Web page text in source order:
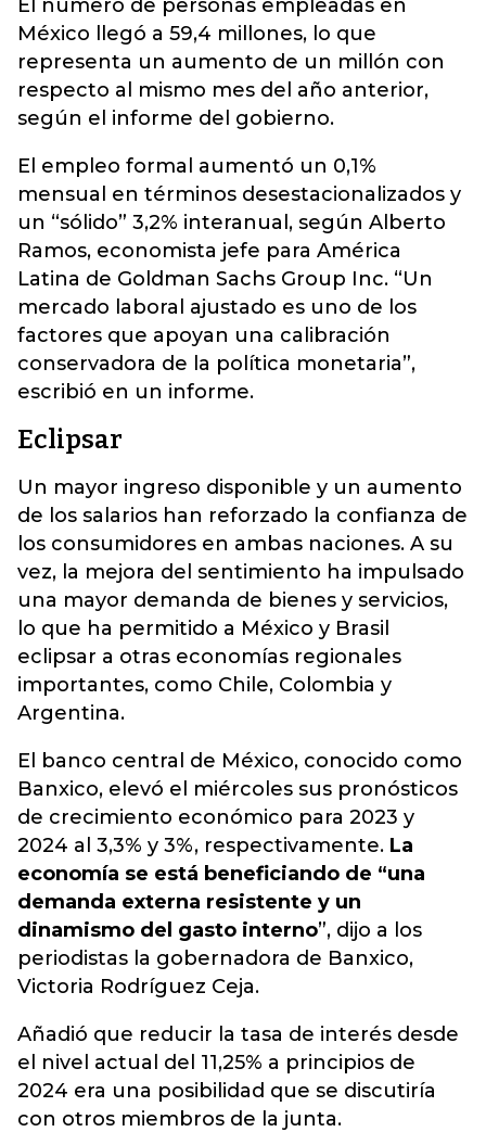
El número de personas empleadas en
México llegó a 59,4 millones, lo que
representa un aumento de un millón con
respecto al mismo mes del año anterior,
según el informe del gobierno.
El empleo formal aumentó un 0,1%
mensual en términos desestacionalizados y
un “sólido” 3,2% interanual, según Alberto
Ramos, economista jefe para América
Latina de Goldman Sachs Group Inc. “Un
mercado laboral ajustado es uno de los
factores que apoyan una calibración
conservadora de la política monetaria”,
escribió en un informe.
Eclipsar
Un mayor ingreso disponible y un aumento
de los salarios han reforzado la confianza de
los consumidores en ambas naciones. A su
vez, la mejora del sentimiento ha impulsado
una mayor demanda de bienes y servicios,
lo que ha permitido a México y Brasil
eclipsar a otras economías regionales
importantes, como Chile, Colombia y
Argentina.
El banco central de México, conocido como
Banxico, elevó el miércoles sus pronósticos
de crecimiento económico para 2023 y
2024 al 3,3% y 3%, respectivamente. La
economía se está beneficiando de “una
demanda externa resistente y un
dinamismo del gasto interno”, dijo a los
periodistas la gobernadora de Banxico,
Victoria Rodríguez Ceja.
Añadió que reducir la tasa de interés desde
el nivel actual del 11,25% a principios de
2024 era una posibilidad que se discutiría
con otros miembros de la junta.